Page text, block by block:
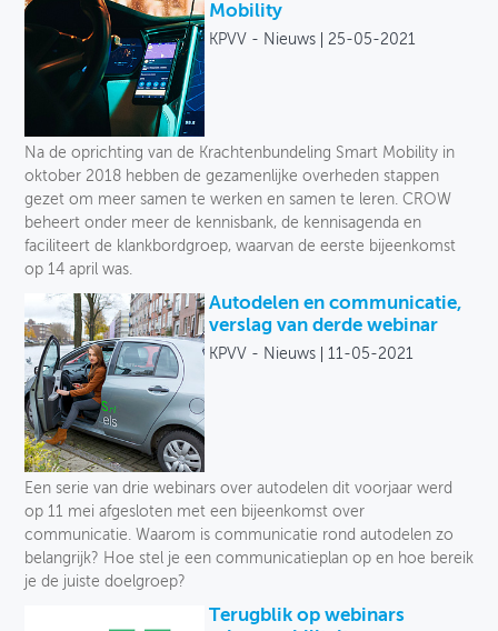
Mobility
KPVV - Nieuws 25-05-2021
Na de oprichting van de Krachtenbundeling Smart Mobility in
oktober 2018 hebben de gezamenlijke overheden stappen
gezet om meer samen te werken en samen te leren. CROW
beheert onder meer de kennisbank, de kennisagenda en
faciliteert de klankbordgroep, waarvan de eerste bijeenkomst
op 14 april was.
Autodelen en communicatie,
verslag van derde webinar
KPVV - Nieuws 11-05-2021
Een serie van drie webinars over autodelen dit voorjaar werd
op 11 mei afgesloten met een bijeenkomst over
communicatie. Waarom is communicatie rond autodelen zo
belangrijk? Hoe stel je een communicatieplan op en hoe bereik
je de juiste doelgroep?
Terugblik op webinars